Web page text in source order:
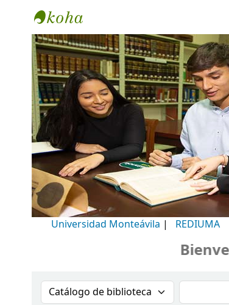
Biblioteca Universidad Monteávila
Universidad Monteávila | REDIUMA
Buscar en el catálogo por:Buscar